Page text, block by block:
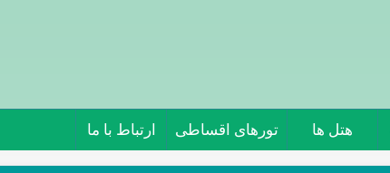
هتل ها تورهای اقساطی ارتباط با ما